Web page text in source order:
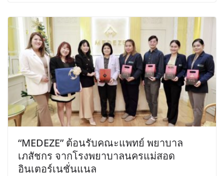
“MEDEZE” ต้อนรับคณะแพทย์ พยาบาล
เภสัชกร จากโรงพยาบาลนครแม่สอด
อินเตอร์เนชั่นแนล